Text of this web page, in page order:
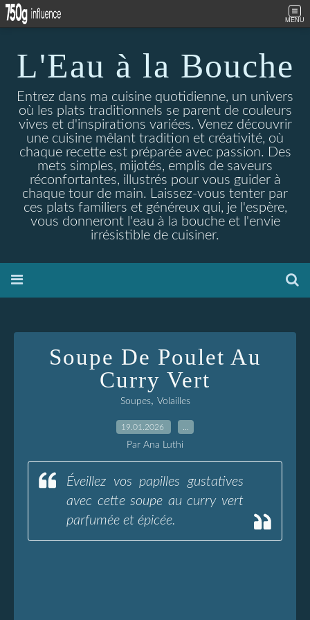
MENU
L'Eau à la Bouche
Entrez dans ma cuisine quotidienne, un univers
où les plats traditionnels se parent de couleurs
vives et d'inspirations variées. Venez découvrir
une cuisine mêlant tradition et créativité, où
chaque recette est préparée avec passion. Des
mets simples, mijotés, emplis de saveurs
réconfortantes, illustrés pour vous guider à
chaque tour de main. Laissez-vous tenter par
ces plats familiers et généreux qui, je l'espère,
vous donneront l'eau à la bouche et l'envie
irrésistible de cuisiner.
Soupe De Poulet Au
Curry Vert
Soupes, Volailles
19.01.2026
Par Ana Luthi
Éveillez vos papilles gustatives
avec cette soupe au curry vert
parfumée et épicée.